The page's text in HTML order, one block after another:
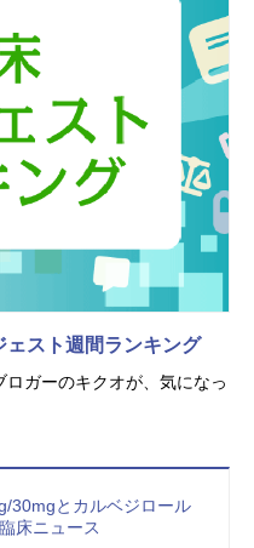
ェスト週間ランキング
ガーのキクオが、気になっ
30mgとカルベジロール
床ニュース